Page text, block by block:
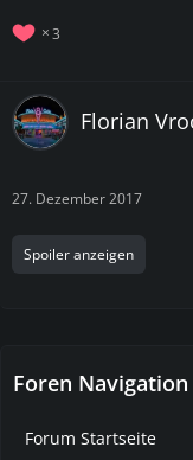
3
Florian
27. Dezember 2017
Spoiler anzeigen
Foren Navigation
Forum Startseite